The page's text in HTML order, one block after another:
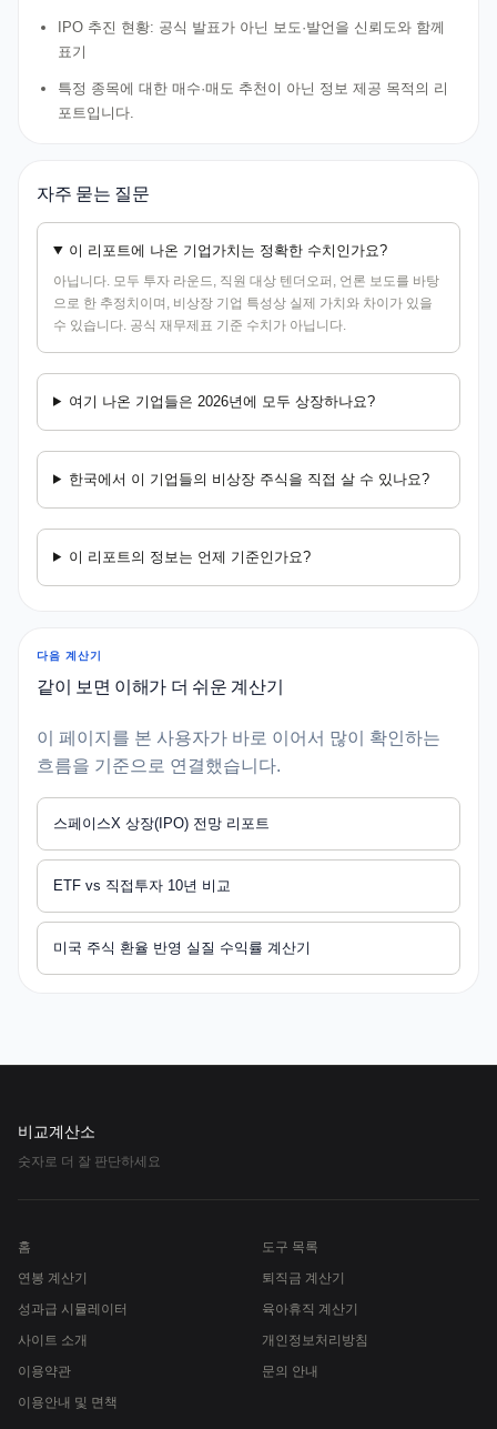
IPO 추진 현황: 공식 발표가 아닌 보도·발언을 신뢰도와 함께
표기
특정 종목에 대한 매수·매도 추천이 아닌 정보 제공 목적의 리
포트입니다.
자주 묻는 질문
이 리포트에 나온 기업가치는 정확한 수치인가요?
아닙니다. 모두 투자 라운드, 직원 대상 텐더오퍼, 언론 보도를 바탕
으로 한 추정치이며, 비상장 기업 특성상 실제 가치와 차이가 있을
수 있습니다. 공식 재무제표 기준 수치가 아닙니다.
여기 나온 기업들은 2026년에 모두 상장하나요?
한국에서 이 기업들의 비상장 주식을 직접 살 수 있나요?
이 리포트의 정보는 언제 기준인가요?
다음 계산기
같이 보면 이해가 더 쉬운 계산기
이 페이지를 본 사용자가 바로 이어서 많이 확인하는
흐름을 기준으로 연결했습니다.
스페이스X 상장(IPO) 전망 리포트
ETF vs 직접투자 10년 비교
미국 주식 환율 반영 실질 수익률 계산기
비교계산소
숫자로 더 잘 판단하세요
홈
도구 목록
연봉 계산기
퇴직금 계산기
성과급 시뮬레이터
육아휴직 계산기
사이트 소개
개인정보처리방침
이용약관
문의 안내
이용안내 및 면책